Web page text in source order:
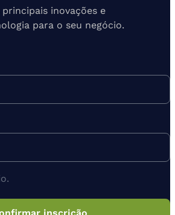
inovações e
para o seu negócio.